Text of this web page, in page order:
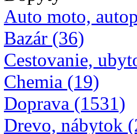
Dopyty
Auto moto,
Bazár (36)
Cestovanie,
Chemia (19)
Doprava (1531)